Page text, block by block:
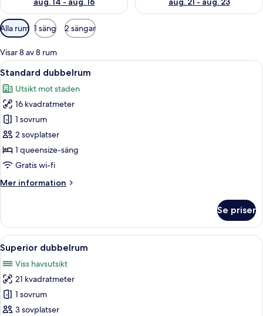
Tillgängliga
filter
för
rum
Alla rum 1 säng 2 sängar
Visar 8 av 8 rum
Öppna
alla
foton
för
Standard
dubbelrum
Ett hotell som heter ”HOTEL
8
Standard dubbelrum
Utsikt mot staden
16 kvadratmeter
1 sovrum
2 sovplatser
1 queensize-säng
Gratis wi-fi
Mer information
Mer
dubbelrum
Se priser
Öppna
alla
foton
för
Superior
dubbelrum
Ett hotellrum med en säng, ett
9
Superior dubbelrum
Viss havsutsikt
21 kvadratmeter
1 sovrum
3 sovplatser